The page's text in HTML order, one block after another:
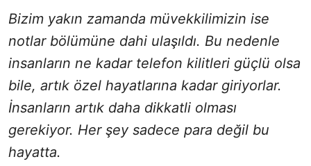
Bizim yakın zamanda müvekkilimizin ise
notlar bölümüne dahi ulaşıldı. Bu nedenle
insanların ne kadar telefon kilitleri güçlü olsa
bile, artık özel hayatlarına kadar giriyorlar.
İnsanların artık daha dikkatli olması
gerekiyor. Her şey sadece para değil bu
hayatta.